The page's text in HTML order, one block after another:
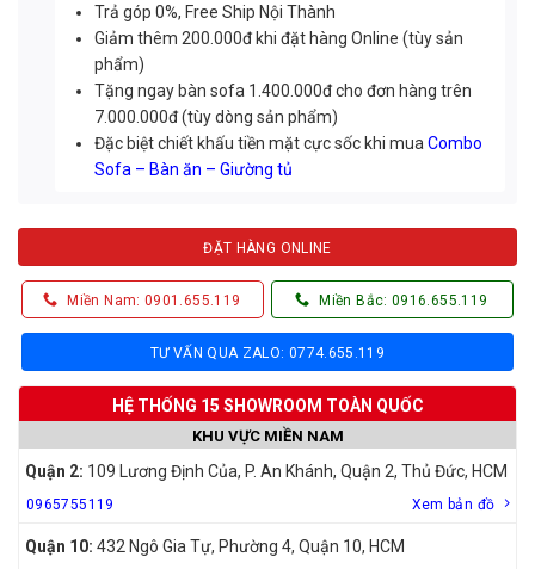
Trả góp 0%, Free Ship Nội Thành
Giảm thêm 200.000đ khi đặt hàng Online (tùy sản
phẩm)
Tặng ngay bàn sofa 1.400.000đ cho đơn hàng trên
7.000.000đ (tùy dòng sản phẩm)
Đặc biệt chiết khấu tiền mặt cực sốc khi muaCombo
Sofa – Bàn ăn – Giường tủ
ĐẶT HÀNG ONLINE
Miền Nam: 0901.655.119 Miền Bắc: 0916.655.119
TƯ VẤN QUA ZALO: 0774.655.119
HỆ THỐNG 15 SHOWROOM TOÀN QUỐC
KHU VỰC MIỀN NAM
Quận 2: 109 Lương Định Của, P. An Khánh, Quận 2, Thủ Đức, HCM
0965755119 Xem bản đồ
Quận 10: 432 Ngô Gia Tự, Phường 4, Quận 10, HCM